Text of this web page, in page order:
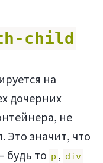
child
на
дочерних
не
Это значит, что
будь то p , div